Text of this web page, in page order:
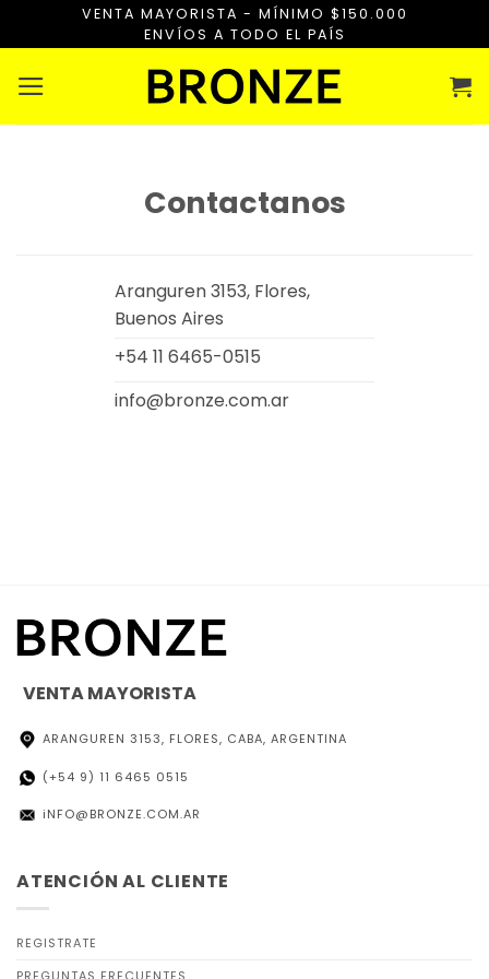
VENTA MAYORISTA - MÍNIMO $150.000
ENVÍOS A TODO EL PAÍS
Contactanos
Aranguren 3153, Flores,
Buenos Aires
+54 11 6465-0515
info@bronze.com.ar
VENTA MAYORISTA
ARANGUREN 3153, FLORES, CABA, ARGENTINA
(+54 9) 11 6465 0515
iNFO@BRONZE.COM.AR
ATENCIÓN AL CLIENTE
REGISTRATE